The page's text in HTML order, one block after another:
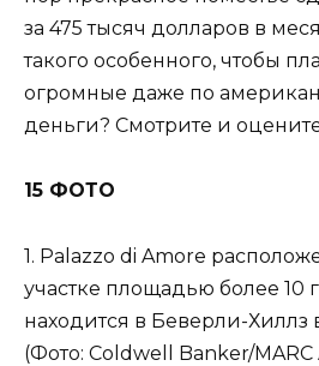
за 475 тысяч долларов в
такого особенного, чтобы
огромные даже по
деньги? Смотрите и
15 ФОТО
1. Palazzo di Amore
участке площадью более 10
находится в Беверли-
(Фото: Coldwell Banker/MARC